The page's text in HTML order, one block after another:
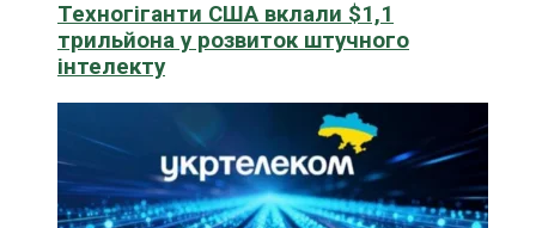
Техногіганти США вклали $1,1
трильйона у розвиток штучного
інтелекту